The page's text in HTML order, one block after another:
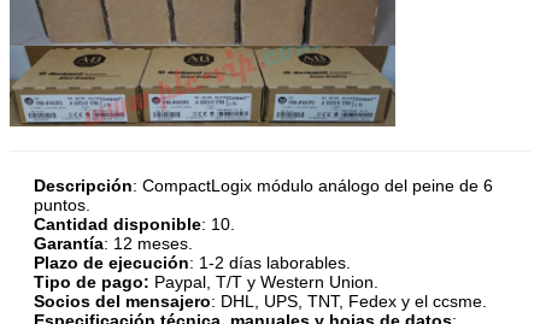
Descripción: CompactLogix módulo análogo del peine de 6
puntos.
Cantidad disponible: 10.
Garantía: 12 meses.
Plazo de ejecución: 1-2 días laborables.
Tipo de pago: Paypal, T/T y Western Union.
Socios del mensajero: DHL, UPS, TNT, Fedex y el ccsme.